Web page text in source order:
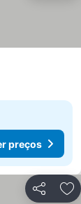
preços
Partilhar